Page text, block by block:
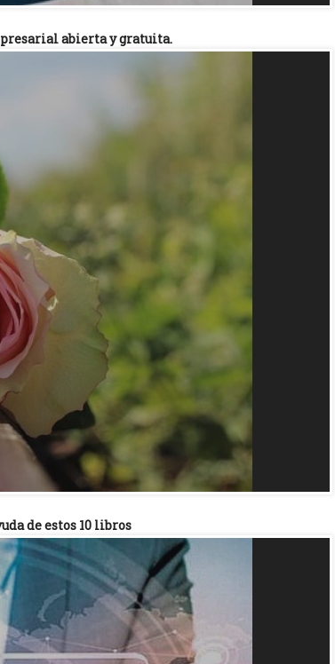
abierta y gratuita.
de estos 10 libros